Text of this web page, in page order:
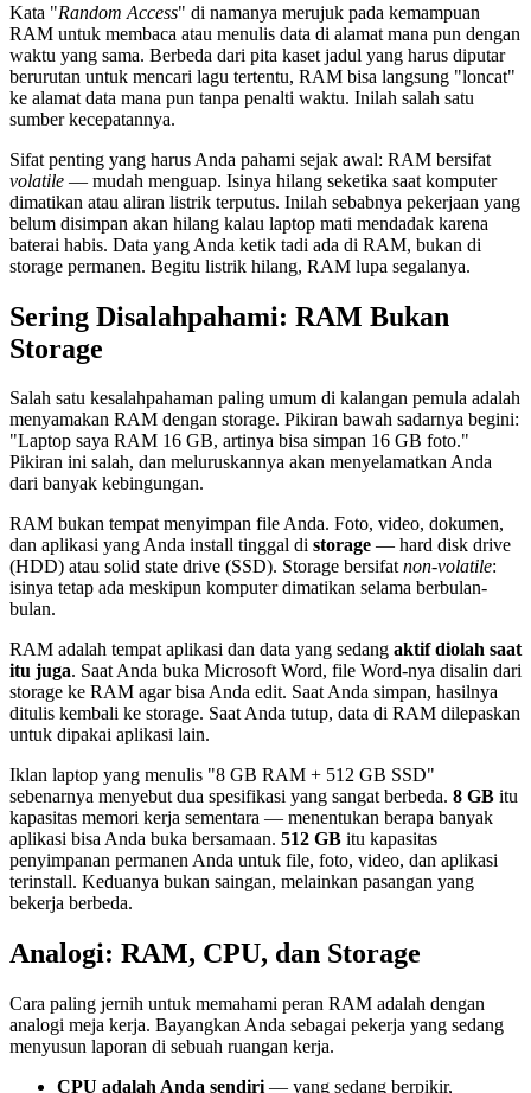
Kata "Random Access" di namanya merujuk pada kemampuan
RAM untuk membaca atau menulis data di alamat mana pun dengan
waktu yang sama. Berbeda dari pita kaset jadul yang harus diputar
berurutan untuk mencari lagu tertentu, RAM bisa langsung "loncat"
ke alamat data mana pun tanpa penalti waktu. Inilah salah satu
sumber kecepatannya.
Sifat penting yang harus Anda pahami sejak awal: RAM bersifat
volatile — mudah menguap. Isinya hilang seketika saat komputer
dimatikan atau aliran listrik terputus. Inilah sebabnya pekerjaan yang
belum disimpan akan hilang kalau laptop mati mendadak karena
baterai habis. Data yang Anda ketik tadi ada di RAM, bukan di
storage permanen. Begitu listrik hilang, RAM lupa segalanya.
Sering Disalahpahami: RAM Bukan
Storage
Salah satu kesalahpahaman paling umum di kalangan pemula adalah
menyamakan RAM dengan storage. Pikiran bawah sadarnya begini:
"Laptop saya RAM 16 GB, artinya bisa simpan 16 GB foto."
Pikiran ini salah, dan meluruskannya akan menyelamatkan Anda
dari banyak kebingungan.
RAM bukan tempat menyimpan file Anda. Foto, video, dokumen,
dan aplikasi yang Anda install tinggal di storage — hard disk drive
(HDD) atau solid state drive (SSD). Storage bersifatnon-volatile:
isinya tetap ada meskipun komputer dimatikan selama berbulan-
bulan.
RAM adalah tempat aplikasi dan data yang sedang aktif diolah saat
itu juga. Saat Anda buka Microsoft Word, file Word-nya disalin dari
storage ke RAM agar bisa Anda edit. Saat Anda simpan, hasilnya
ditulis kembali ke storage. Saat Anda tutup, data di RAM dilepaskan
untuk dipakai aplikasi lain.
Iklan laptop yang menulis "8 GB RAM + 512 GB SSD"
sebenarnya menyebut dua spesifikasi yang sangat berbeda. 8 GB itu
kapasitas memori kerja sementara — menentukan berapa banyak
aplikasi bisa Anda buka bersamaan. 512 GB itu kapasitas
penyimpanan permanen Anda untuk file, foto, video, dan aplikasi
terinstall. Keduanya bukan saingan, melainkan pasangan yang
bekerja berbeda.
Analogi: RAM, CPU, dan Storage
Cara paling jernih untuk memahami peran RAM adalah dengan
analogi meja kerja. Bayangkan Anda sebagai pekerja yang sedang
menyusun laporan di sebuah ruangan kerja.
CPU adalah Anda sendiri — yang sedang berpikir,